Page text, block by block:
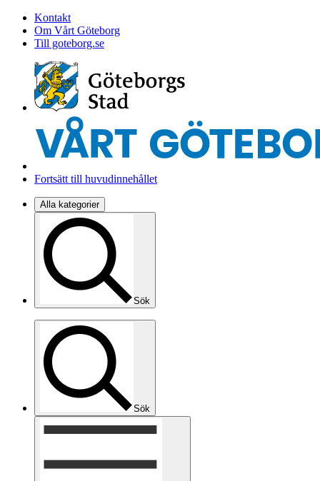
Kontakt
Om Vårt Göteborg
Till goteborg.se
Fortsätt till huvudinnehållet
Alla kategorier
Sök
Sök